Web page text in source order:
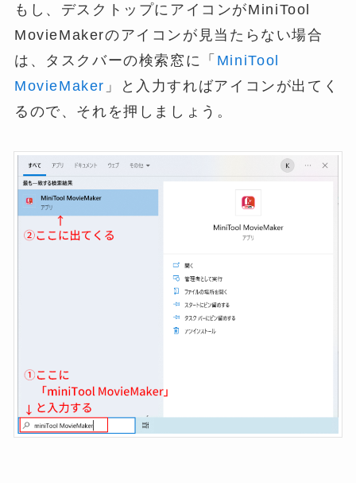
もし、デスクトップにアイコンがMiniTool
MovieMakerのアイコンが見当たらない場合
は、タスクバーの検索窓に「 MiniTool
MovieMaker 」と入力すればアイコンが出てく
るので、それを押しましょう。